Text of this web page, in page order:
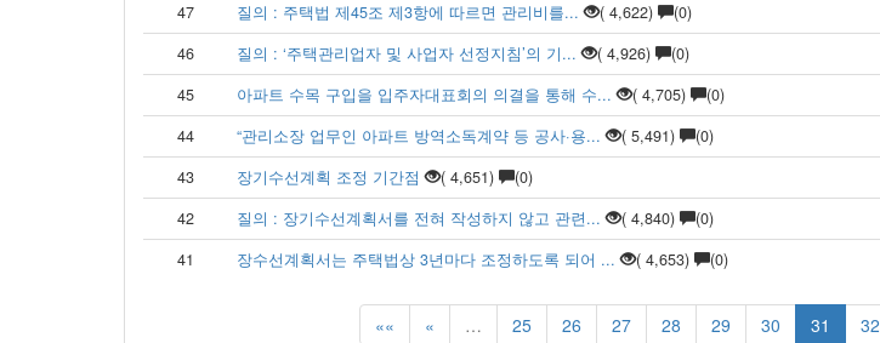
47
질의 : 주택법 제45조 제3항에 따르면 관리비를... ( 4,622) (0)
46
질의 : ‘주택관리업자 및 사업자 선정지침’의 기... ( 4,926) (0)
45
아파트 수목 구입을 입주자대표회의 의결을 통해 수... ( 4,705) (0)
44
“관리소장 업무인 아파트 방역소독계약 등 공사·용... ( 5,491) (0)
43
장기수선계획 조정 기간점 ( 4,651) (0)
42
질의 : 장기수선계획서를 전혀 작성하지 않고 관련... ( 4,840) (0)
41
장수선계획서는 주택법상 3년마다 조정하도록 되어 ... ( 4,653) (0)
«« « … 25 26 27 28 29 30 31 32